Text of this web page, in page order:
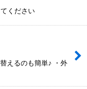
ください
えるのも簡単♪ ・外